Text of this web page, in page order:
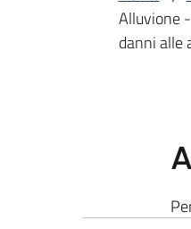
Alluvione
danni alle